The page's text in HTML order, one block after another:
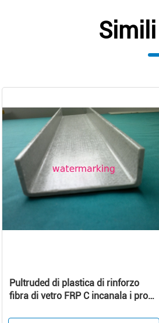
Pultruded di plastica di rinforzo
fibra di vetro FRP C incanala i profili